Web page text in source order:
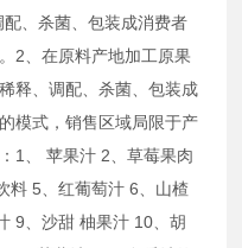
、杀菌、包装成消费者
2、在原料产地加工原果
释、调配、杀菌、包装成
模式，销售区域局限于产
1、 苹果汁 2、草莓果肉
料 5、红葡萄汁 6、山楂
9、沙甜 柚果汁 10、胡